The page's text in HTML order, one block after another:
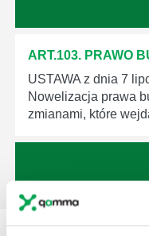
ART.103. PRAWO
USTAWA z dnia 7
Nowelizacja prawa
zmianami, które